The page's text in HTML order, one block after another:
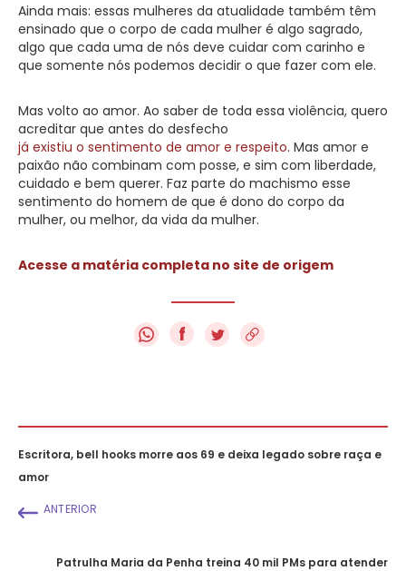
Ainda mais: essas mulheres da atualidade também têm
ensinado que o corpo de cada mulher é algo sagrado,
algo que cada uma de nós deve cuidar com carinho e
que somente nós podemos decidir o que fazer com ele.
Mas volto ao amor. Ao saber de toda essa violência, quero
acreditar que antes do desfecho
já existiu o sentimento de amor e respeito. Mas amor e
paixão não combinam com posse, e sim com liberdade,
cuidado e bem querer. Faz parte do machismo esse
sentimento do homem de que é dono do corpo da
mulher, ou melhor, da vida da mulher.
Acesse a matéria completa no site de origem
f
Escritora, bell hooks morre aos 69 e deixa legado sobre raça e
amor
ANTERIOR
Patrulha Maria da Penha treina 40 mil PMs para atender